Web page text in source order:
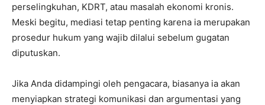
perselingkuhan, KDRT, atau masalah ekonomi kronis.
Meski begitu, mediasi tetap penting karena ia merupakan
prosedur hukum yang wajib dilalui sebelum gugatan
diputuskan.
Jika Anda didampingi oleh pengacara, biasanya ia akan
menyiapkan strategi komunikasi dan argumentasi yang